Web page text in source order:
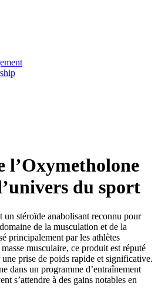
l’Oxymetholone
du sport
stéroïde anabolisant reconnu pour
de la musculation et de la
principalement par les athlètes
musculaire, ce produit est réputé
prise de poids rapide et significative.
dans un programme d’entraînement
s’attendre à des gains notables en